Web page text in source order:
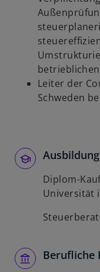
Leiter der
Schweden
Diplom-
Universität
Berufliche